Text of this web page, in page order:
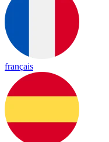
français